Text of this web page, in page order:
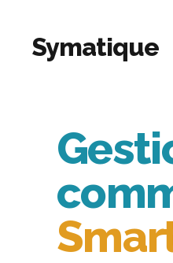
Symatique
Force de vente
Gestion des commandes
Merchandising
Recouvrement